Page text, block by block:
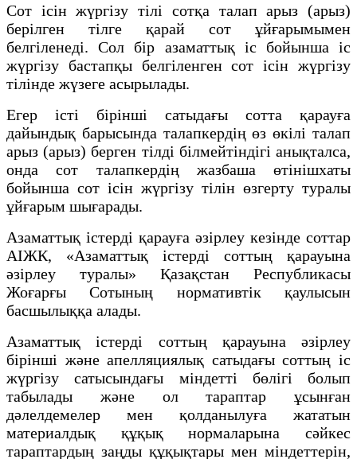
Сот ісін жүргізу тілі сотқа талап арыз (арыз)
берілген тілге қарай сот ұйғарымымен
белгіленеді. Сол бір азаматтық іс бойынша іс
жүргізу бастапқы белгіленген сот ісін жүргізу
тілінде жүзеге асырылады.
Егер істі бірінші сатыдағы сотта қарауға
дайындық барысында талапкердің өз өкілі талап
арыз (арыз) берген тілді білмейтіндігі анықталса,
онда сот талапкердің жазбаша өтінішхаты
бойынша сот ісін жүргізу тілін өзгерту туралы
ұйғарым шығарады.
Азаматтық істерді қарауға әзірлеу кезінде соттар
АІЖК, «Азаматтық істерді соттың қарауына
әзірлеу туралы» Қазақстан Республикасы
Жоғарғы Сотының нормативтік қаулысын
басшылыққа алады.
Азаматтық істерді соттың қарауына әзірлеу
бірінші және апелляциялық сатыдағы соттың іс
жүргізу сатысындағы міндетті бөлігі болып
табылады және ол тараптар ұсынған
дәлелдемелер мен қолданылуға жататын
материалдық құқық нормаларына сәйкес
тараптардың заңды құқықтары мен міндеттерін,